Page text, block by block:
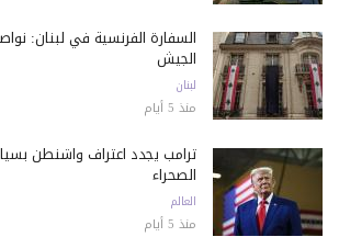
السفارة الفرنسية في لبنان:
الجيش
لبنان
منذ 5 أيام
ترامب يجدد اعتراف واشنطن
الصحراء
العالم
منذ 5 أيام